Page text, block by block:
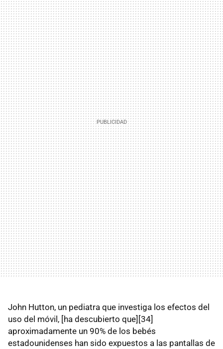
John Hutton, un pediatra que investiga los efectos del
uso del móvil, [ha descubierto que][34]
aproximadamente un 90% de los bebés
estadounidenses han sido expuestos a las pantallas de